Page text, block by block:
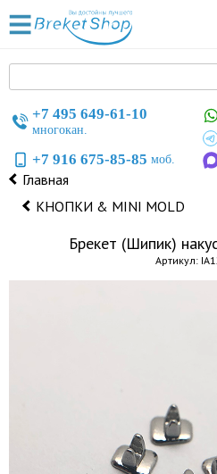
+7 495 649-61-10
многокан.
+7 916 675-85-85 моб.
Главная
КНОПКИ & MINI MOLD
Брекет (Шипик)
Артикул: